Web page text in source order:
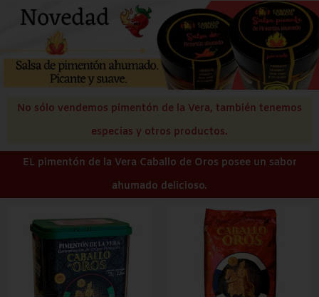
No sólo vendemos pimentón de la Vera, también tenemos
especias y otros productos.
EL pimentón de la Vera Caballo de Oros posee un sabor
ahumado delicioso.